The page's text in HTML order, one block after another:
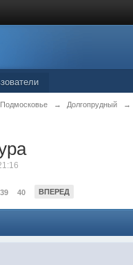
Подмосковье → Долгопрудный →
39 40 ВПЕРЕД